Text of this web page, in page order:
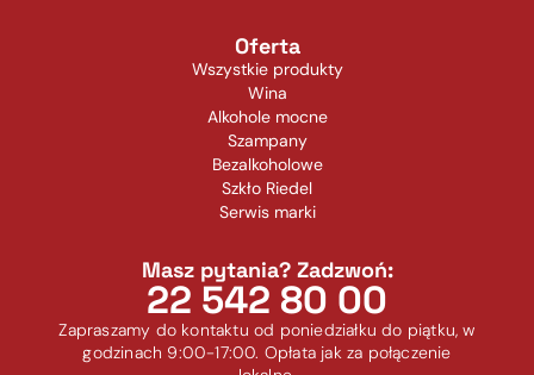
Oferta
Wszystkie produkty
Wina
Alkohole mocne
Szampany
Bezalkoholowe
Szkło Riedel
Serwis marki
Masz pytania? Zadzwoń:
22 542 80 00
Zapraszamy do kontaktu od poniedziałku do piątku, w
godzinach 9:00-17:00. Opłata jak za połączenie